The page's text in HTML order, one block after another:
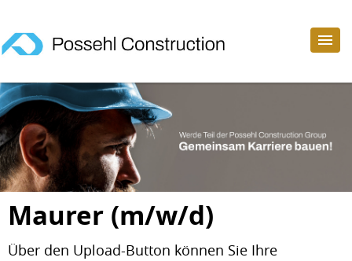
Maurer (m/w/d)
Über den Upload-Button können Sie Ihre